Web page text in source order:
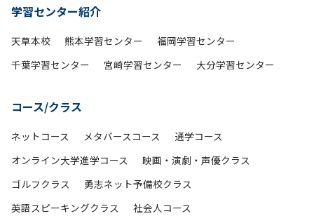
学習センター紹介
天草本校 熊本学習センター
福岡学習センター
千葉学習センター
宮崎学習センター 大分学習センター
コース/クラス
ネットコース メタバースコース
通学コース
オンライン大学進学コース
映画・演劇・声優クラス
ゴルフクラス
勇志ネット予備校クラス
英語スピーキングクラス
社会人コース